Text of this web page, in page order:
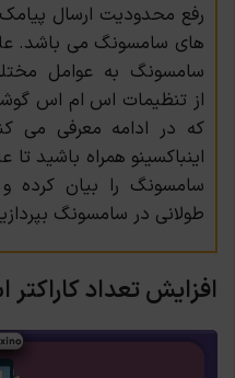
رفع محدودیت ارسال
های سامسونگ می باشد.
سامسونگ به عوامل
از تنظیمات اس ام اس
که در ادامه معرفی می
اینباکسینو همراه باشید تا
سامسونگ را بیان
طولانی در سامسونگ
افزایش تعداد